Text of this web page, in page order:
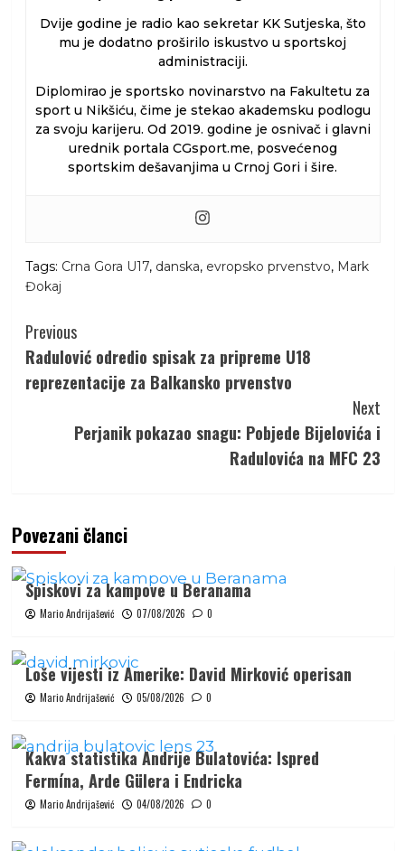
Dvije godine je radio kao sekretar KK Sutjeska, što
mu je dodatno proširilo iskustvo u sportskoj
administraciji.
Diplomirao je sportsko novinarstvo na Fakultetu za
sport u Nikšiću, čime je stekao akademsku podlogu
za svoju karijeru. Od 2019. godine je osnivač i glavni
urednik portala CGsport.me, posvećenog
sportskim dešavanjima u Crnoj Gori i šire.
Tags: Crna Gora U17, danska, evropsko prvenstvo, Mark
Đokaj
Continue
Reading
Previous
Radulović odredio spisak za pripreme U18
reprezentacije za Balkansko prvenstvo
Next
Perjanik pokazao snagu: Pobjede Bijelovića i
Radulovića na MFC 23
Povezani članci
Spiskovi za kampove u Beranama
Mario Andrijašević 07/08/2026 0
Loše vijesti iz Amerike: David Mirković operisan
Mario Andrijašević 05/08/2026 0
Kakva statistika Andrije Bulatovića: Ispred
Fermína, Arde Gülera i Endricka
Mario Andrijašević 04/08/2026 0